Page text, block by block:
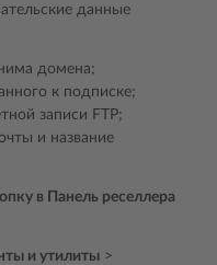
данные
домена;
к подписке;
записи FTP;
и название
в Панель реселлера
и утилиты >